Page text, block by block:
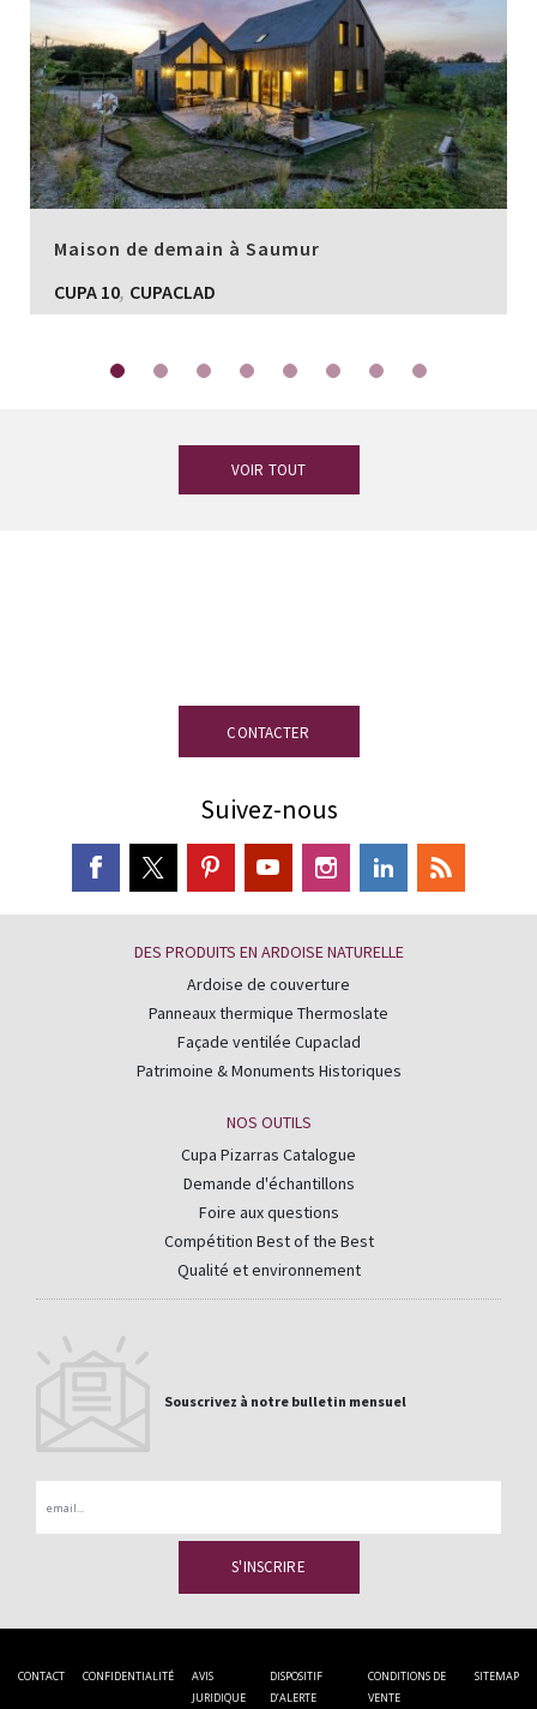
Maison de demain à Saumur
CUPA 10, CUPACLAD
VOIR TOUT
CONTACTER
Suivez-nous
DES PRODUITS EN ARDOISE NATURELLE
Ardoise de couverture
Panneaux thermique Thermoslate
Façade ventilée Cupaclad
Patrimoine & Monuments Historiques
NOS OUTILS
Cupa Pizarras Catalogue
Demande d'échantillons
Foire aux questions
Compétition Best of the Best
Qualité et environnement
Souscrivez à notre bulletin mensuel
CONTACT CONFIDENTIALITÉ
AVIS
JURIDIQUE
DISPOSITIF
D’ALERTE
CONDITIONS DE
VENTE
SITEMAP